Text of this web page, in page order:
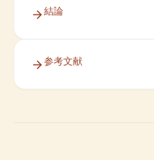
結論
参考文献